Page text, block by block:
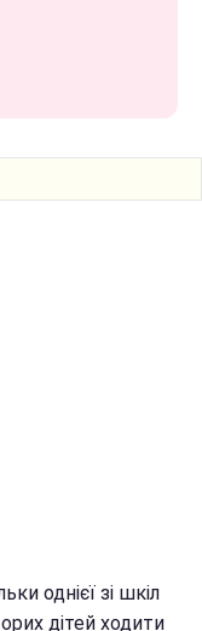
однієї зі шкіл
дітей ходити